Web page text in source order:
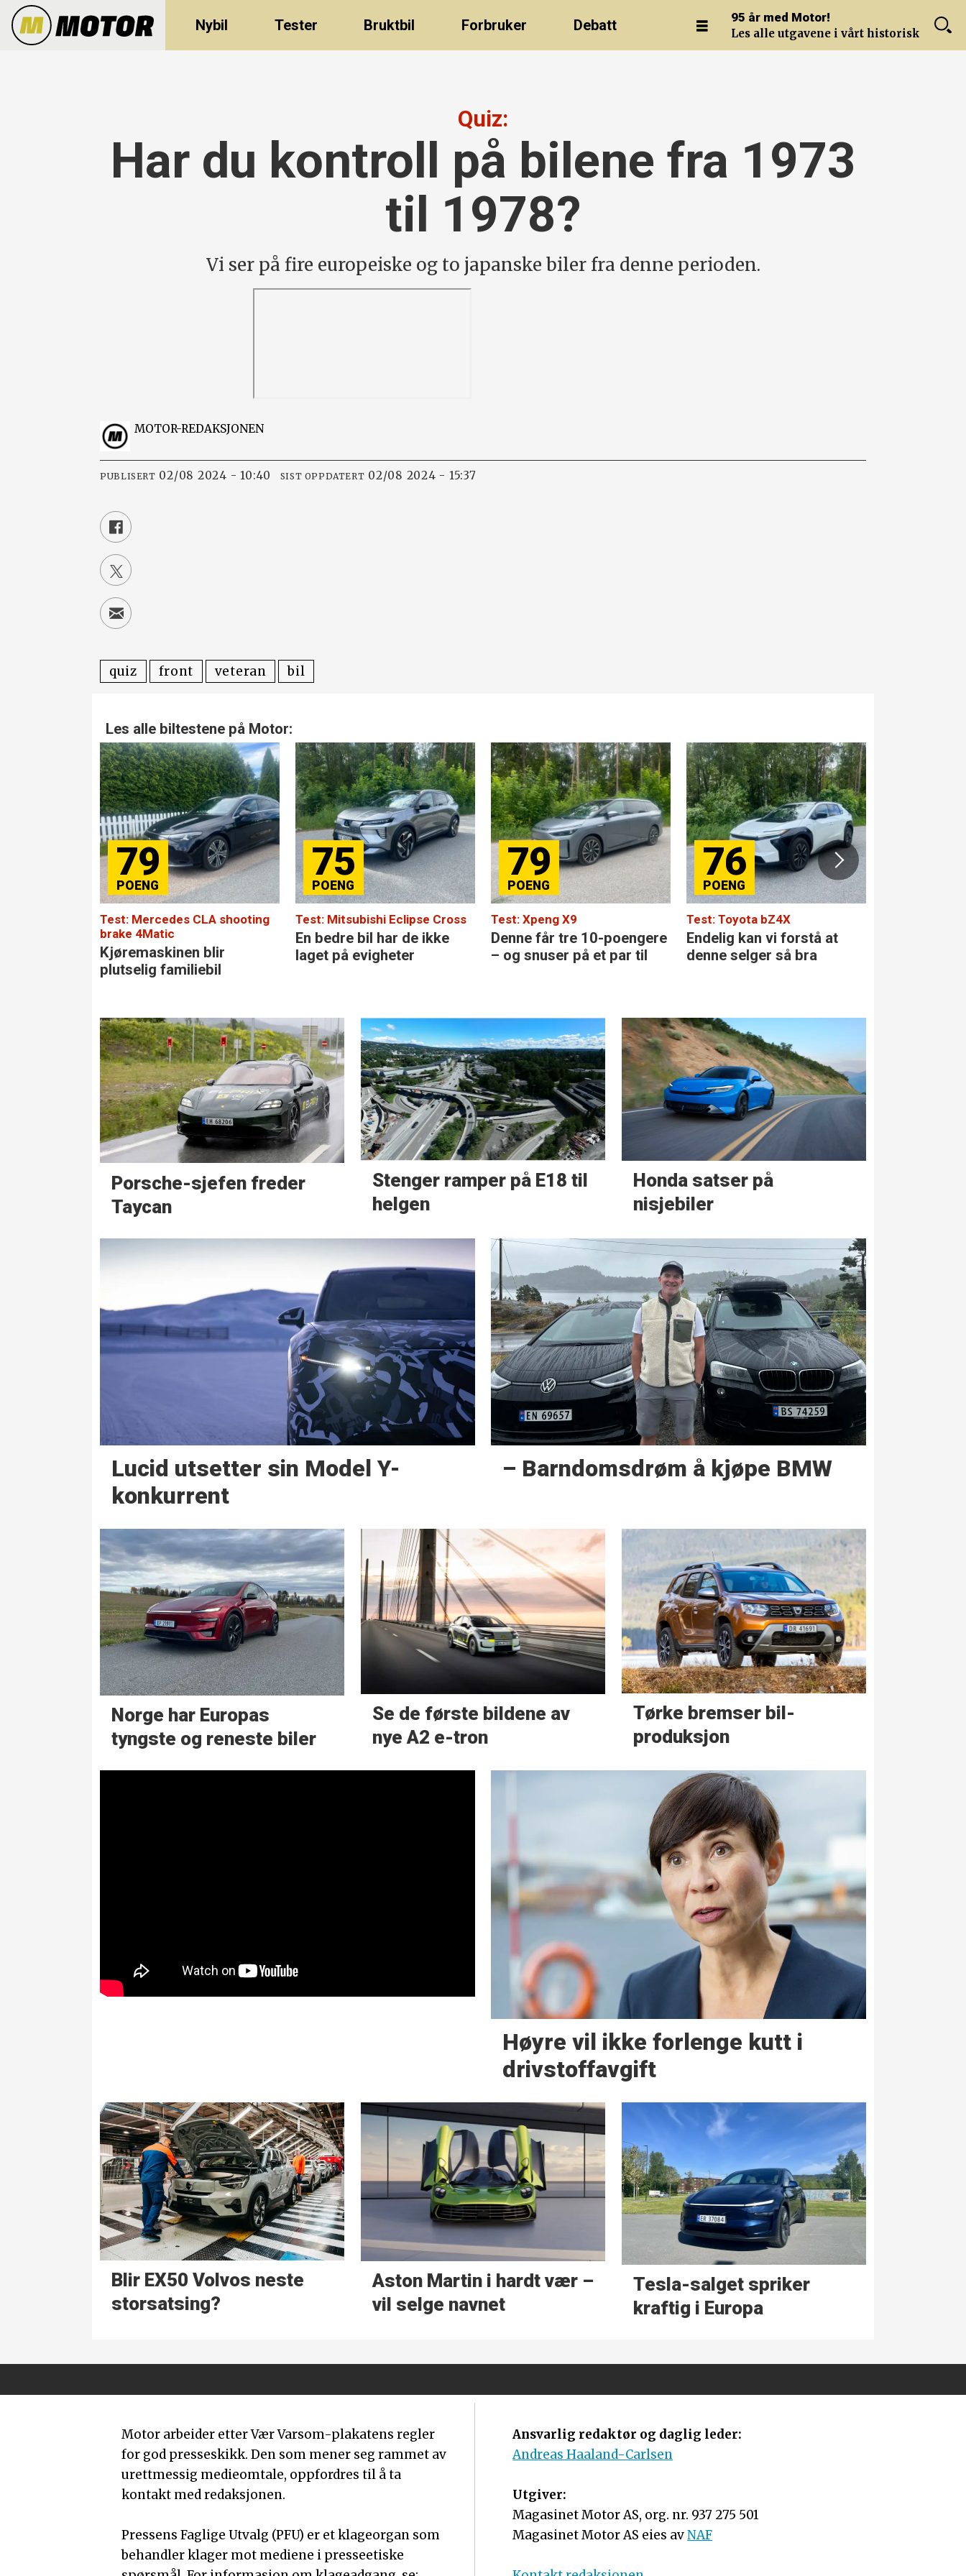
Nybil Tester Bruktbil Forbruker Debatt 95 år med Motor!
Les alle utgavene i vårt historiske arkiv.
Quiz:
Har du kontroll på bilene fra 1973
til 1978?
Vi ser på fire europeiske og to japanske biler fra denne perioden.
MOTOR-REDAKSJONEN
PUBLISERT 02/08 2024 - 10:40 SIST OPPDATERT 02/08 2024 - 15:37
quiz front veteran bil
Les alle biltestene på Motor:
79
Test: Mercedes CLA shooting
brake 4Matic
Kjøremaskinen blir
plutselig familiebil
75
Test: Mitsubishi Eclipse Cross
En bedre bil har de ikke
laget på evigheter
79
Test: Xpeng X9
Denne får tre 10-poengere
– og snuser på et par til
76
Test: Toyota bZ4X
Endelig kan vi forstå at
denne selger så bra
Porsche-sjefen freder
Taycan
Stenger ramper på E18 til
helgen
Honda satser på
nisjebiler
Lucid utsetter sin Model Y-
konkurrent
– Barndoms­drøm å kjøpe BMW
Norge har Europas
tyngste og reneste biler
Se de første bildene av
nye A2 e-tron
Tørke bremser bil­
produksjon
Høyre vil ikke forlenge kutt i
drivstoffavgift
Blir EX50 Volvos neste
storsatsing?
Aston Martin i hardt vær –
vil selge navnet
Tesla-salget spriker
kraftig i Europa
Motor arbeider etter Vær Varsom-plakatens regler
for god presseskikk. Den som mener seg rammet av
urettmessig medieomtale, oppfordres til å ta
kontakt med redaksjonen.
Pressens Faglige Utvalg (PFU) er et klageorgan som
behandler klager mot mediene i presseetiske
Ansvarlig redaktør og daglig leder:
Andreas Haaland-Carlsen
Utgiver:
Magasinet Motor AS, org. nr. 937 275 501
Magasinet Motor AS eies avNAF